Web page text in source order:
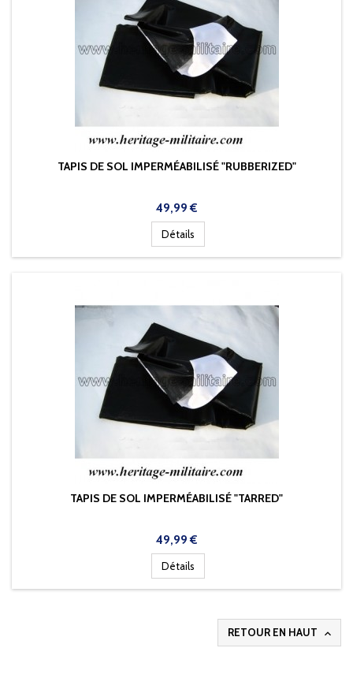
TAPIS DE SOL IMPERMÉABILISÉ "RUBBERIZED"
Prix
49,99 €
Détails
TAPIS DE SOL IMPERMÉABILISÉ "TARRED"
Prix
49,99 €
Détails
RETOUR EN HAUT 